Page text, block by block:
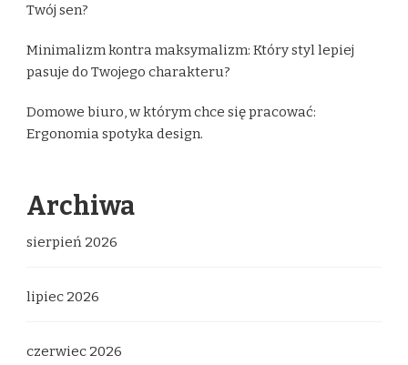
Twój sen?
Minimalizm kontra maksymalizm: Który styl lepiej
pasuje do Twojego charakteru?
Domowe biuro, w którym chce się pracować:
Ergonomia spotyka design.
Archiwa
sierpień 2026
lipiec 2026
czerwiec 2026